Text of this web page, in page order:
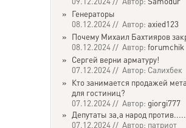
» Генераторы
08.12.2024 // Автор: axied123
» Почему Михаил Бахтияров
08.12.2024 // Автор: forumchik
» Сергей верни арматуру!
07.12.2024 // Автор: Салихбек
» Кто занимается продажей
для гостиниц?
07.12.2024 // Автор: giorgi777
» Депутаты за,а народ
07.12.2024 // Автор: патриот